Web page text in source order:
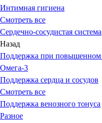
Интимная гигиена
Смотреть все
Сердечно-сосудистая система
Назад
Поддержка при повышенном
Омега-3
Поддержка сердца и сосудов
Смотреть все
Поддержка венозного тонуса
Разное